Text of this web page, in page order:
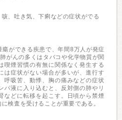
、吐き気、下痢などの症状がでる
ができる疾患で、年間8万人が発症
がんの多くはタバコや化学物質が関
喫煙習慣の有無に関係なく発生する
は症状がない場合が多いが、進行す
呼吸苦、動悸、胸の痛みなどの症状
パ液に入り込むと、反対側の肺やリ
などに転移を起こす。日頃から禁煙
検査を受けることが重要である。